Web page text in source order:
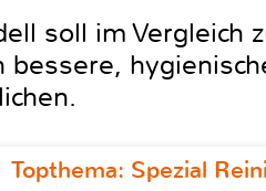
soll im Vergleich
Topthema: Spezial